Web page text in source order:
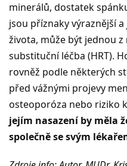
minerálů, dostatek
jsou příznaky výraznější
života, může být jednou
substituční léčba (HRT).
rovněž podle některých
před vážnými projevy
osteoporóza nebo riziko
jejím nasazení by měla
společně se svým